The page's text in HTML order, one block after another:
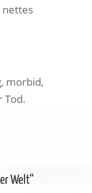
nettes
morbid,
Tod.
Welt“